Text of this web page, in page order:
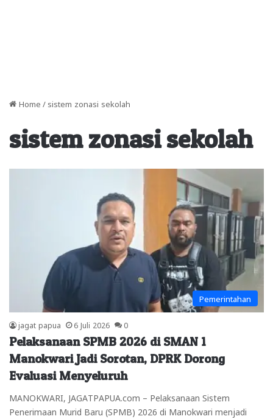
Home / sistem zonasi sekolah
sistem zonasi sekolah
Pemerintahan
jagat papua 6 Juli 2026 0
Pelaksanaan SPMB 2026 di SMAN 1
Manokwari Jadi Sorotan, DPRK Dorong
Evaluasi Menyeluruh
MANOKWARI, JAGATPAPUA.com – Pelaksanaan Sistem
Penerimaan Murid Baru (SPMB) 2026 di Manokwari menjadi